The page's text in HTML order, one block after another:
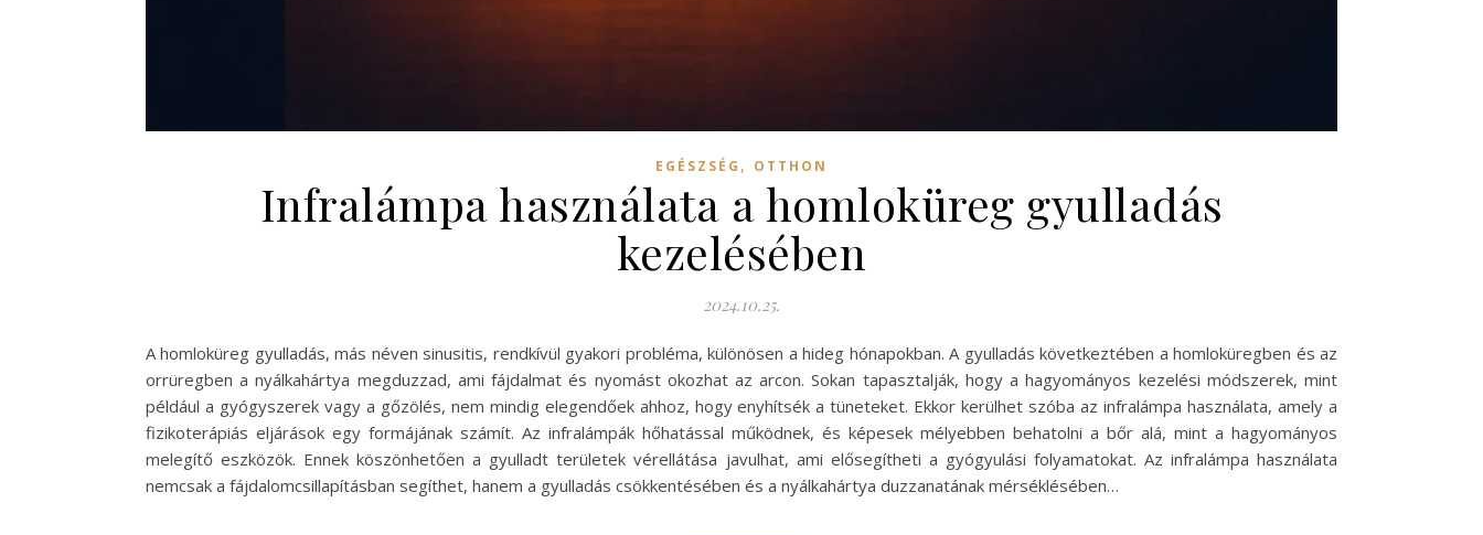
EGÉSZSÉG , OTTHON
Infralámpa használata a homloküreg gyulladás
kezelésében
2024.10.25.
A homloküreg gyulladás, más néven sinusitis, rendkívül gyakori probléma, különösen a hideg hónapokban. A gyulladás következtében a homloküregben és az
orrüregben a nyálkahártya megduzzad, ami fájdalmat és nyomást okozhat az arcon. Sokan tapasztalják, hogy a hagyományos kezelési módszerek, mint
például a gyógyszerek vagy a gőzölés, nem mindig elegendőek ahhoz, hogy enyhítsék a tüneteket. Ekkor kerülhet szóba az infralámpa használata, amely a
fizikoterápiás eljárások egy formájának számít. Az infralámpák hőhatással működnek, és képesek mélyebben behatolni a bőr alá, mint a hagyományos
melegítő eszközök. Ennek köszönhetően a gyulladt területek vérellátása javulhat, ami elősegítheti a gyógyulási folyamatokat. Az infralámpa használata
nemcsak a fájdalomcsillapításban segíthet, hanem a gyulladás csökkentésében és a nyálkahártya duzzanatának mérséklésében…